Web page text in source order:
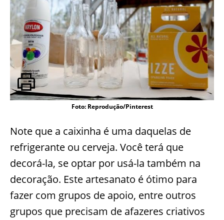
Foto: Reprodução/Pinterest
Note que a caixinha é uma daquelas de
refrigerante ou cerveja. Você terá que
decorá-la, se optar por usá-la também na
decoração. Este artesanato é ótimo para
fazer com grupos de apoio, entre outros
grupos que precisam de afazeres criativos